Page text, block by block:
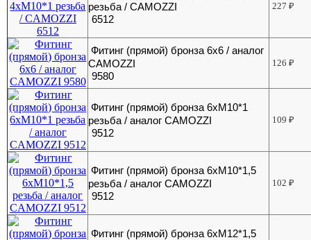
резьба / CAMOZZI
6512
227₽
Фитинг (прямой) бронза 6х6 / аналог
CAMOZZI
9580
126₽
Фитинг (прямой) бронза 6хМ10*1
резьба / аналог CAMOZZI
9512
109₽
Фитинг (прямой) бронза 6хМ10*1,5
резьба / аналог CAMOZZI
9512
102₽
Фитинг (прямой) бронза 6хМ12*1,5